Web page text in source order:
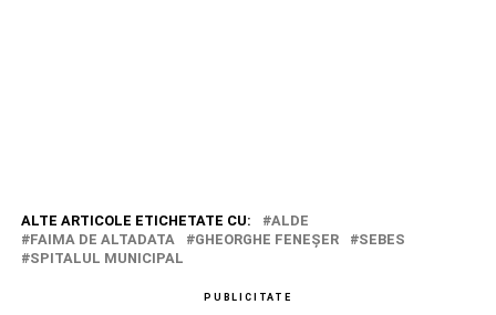
ALTE ARTICOLE ETICHETATE CU:
ALDE
FAIMA DE ALTADATA
GHEORGHE FENEŞER
SEBES
SPITALUL MUNICIPAL
PUBLICITATE